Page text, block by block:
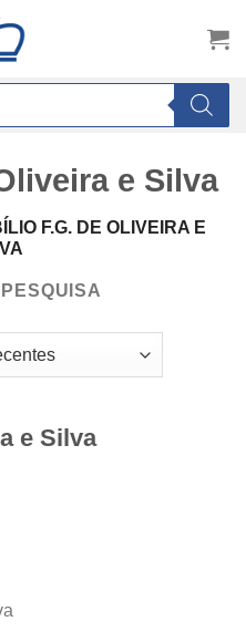
e Silva
F.G. DE OLIVEIRA E
e Silva